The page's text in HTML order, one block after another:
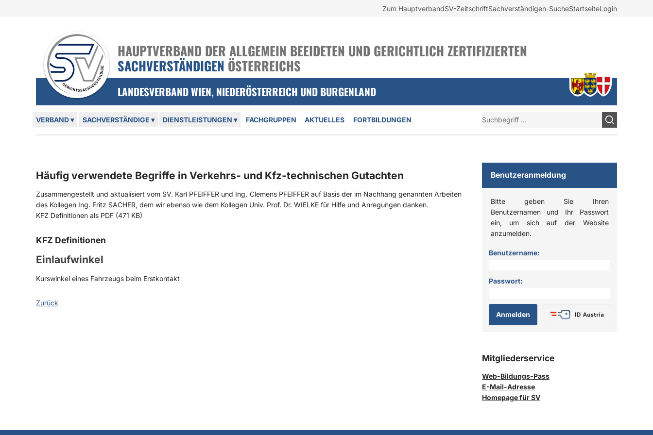
Zum HauptverbandSV-ZeitschriftSachverständigen-SucheStartseiteLogin
HAUPTVERBAND DER ALLGEMEIN BEEIDETEN UND GERICHTLICH ZERTIFIZIERTEN
SACHVERSTÄNDIGEN ÖSTERREICHS
LANDESVERBAND WIEN, NIEDERÖSTERREICH UND BURGENLAND
Hauptmenü
VERBAND▾ SACHVERSTÄNDIGE ▾ DIENSTLEISTUNGEN ▾ FACHGRUPPEN AKTUELLES FORTBILDUNGEN Suchen
Häufig verwendete Begriffe in Verkehrs- und Kfz-technischen Gutachten
Zusammengestellt und aktualisiert vom SV. Karl PFEIFFER und Ing. Clemens PFEIFFER auf Basis der im Nachhang genannten Arbeiten
des Kollegen Ing. Fritz SACHER, dem wir ebenso wie dem Kollegen Univ. Prof. Dr. WIELKE für Hilfe und Anregungen danken.
KFZ Definitionen als PDF (471 KB)
KFZ Definitionen
Einlaufwinkel
Kurswinkel eines Fahrzeugs beim Erstkontakt
Zurück
Benutzeranmeldung
Bitte geben Sie Ihren
Benutzernamen und Ihr Passwort
ein, um sich auf der Website
anzumelden.
Anmelden
Benutzername:
Passwort:
Mitgliederservice
Web-Bildungs-Pass
E-Mail-Adresse
Homepage für SV